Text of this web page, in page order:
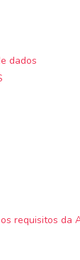
dados
requisitos da